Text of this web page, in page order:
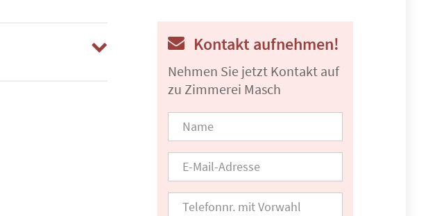
Kontakt aufnehmen!
Nehmen Sie jetzt Kontakt auf
zu Zimmerei Masch